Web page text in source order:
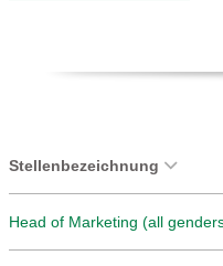
Stellenbezeichnung
Head of Marketing (all